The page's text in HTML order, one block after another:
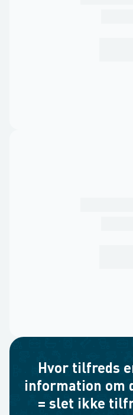
Hvor tilfreds
information om
= slet ikke